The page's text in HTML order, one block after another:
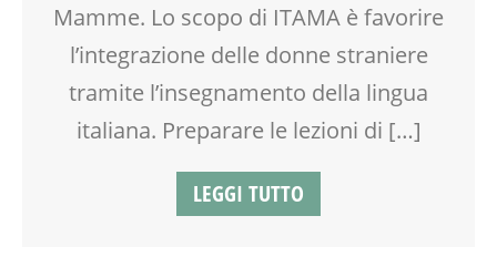
Mamme. Lo scopo di ITAMA è favorire
l’integrazione delle donne straniere
tramite l’insegnamento della lingua
italiana. Preparare le lezioni di […]
LEGGI TUTTO